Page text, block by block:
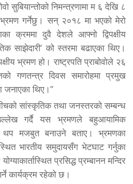
सुबियान्तोको निमन्त्रणामा म ६ देखि ८
भ्रमण गर्नेछु। सन् २०१८ मा भएको मेरो
क्रममा दुवै देशले आफ्नो द्विपक्षीय
साझेदारी’ को स्तरमा बढाएका थिए।
भ्रमण हो। राष्ट्रपति प्राबोवोले २६
गणतन्त्र दिवस समारोहमा प्रमुख
जनाएका थिए।”
सांस्कृतिक तथा जनस्तरको सम्बन्ध
गर्दै यस भ्रमणले बहुआयामिक
थप मजबुत बनाउने बताए। भ्रमणका
भारतीय समुदायसँग भेटघाट गर्नुका
प्रसिद्ध प्रम्बानन मन्दिर
कार्यक्रम रहेको छ।